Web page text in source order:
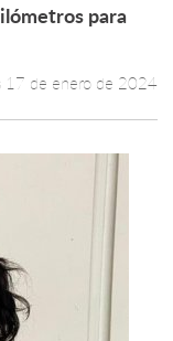
más +
para
17 de enero de 2024